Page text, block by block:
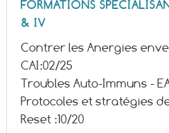
FORMATIONS
& IV
Contrer les Anergies
CAI:02/25
Troubles Auto-Immuns -
Protocoles et stratégies
Reset :10/20